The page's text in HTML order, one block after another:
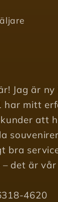
Jag är
har mitt
att
bra
det är vår
4620